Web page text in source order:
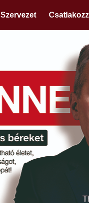
Szervezet Csatlakozz